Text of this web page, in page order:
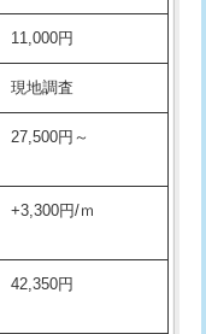
11,000円
現地調査
27,500円～
+3,300円/ｍ
42,350円